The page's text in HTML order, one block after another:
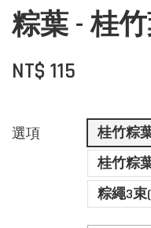
粽葉 - 桂
NT$ 115
選項
桂竹粽
桂竹粽
粽繩3